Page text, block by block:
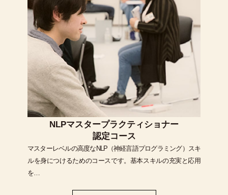
NLPマスタープラクティショナー
認定コース
マスターレベルの高度なNLP（神経言語プログラミング）スキ
ルを身につけるためのコースです。基本スキルの充実と応用
を…